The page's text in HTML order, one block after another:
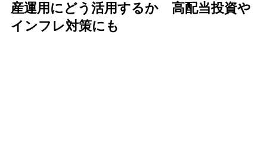
産運用にどう活用するか 高配当投資や
インフレ対策にも